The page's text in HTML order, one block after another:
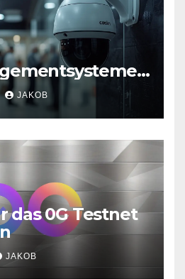
als nur
JAKOB
das 0G Testnet
JAKOB